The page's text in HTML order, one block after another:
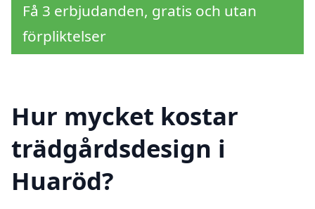
Få 3 erbjudanden, gratis och utan
förpliktelser
Hur mycket kostar
trädgårdsdesign i
Huaröd?